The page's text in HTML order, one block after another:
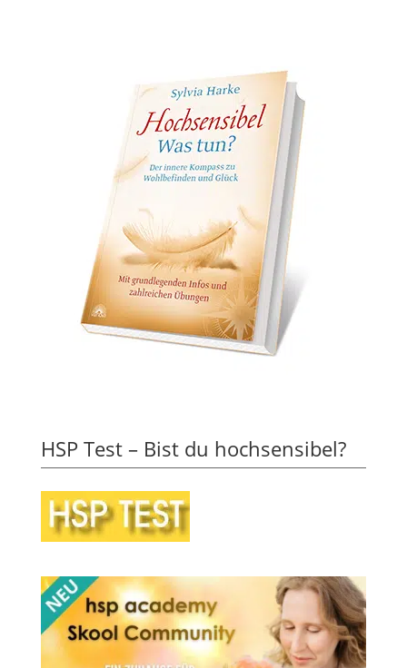
HSP Test – Bist du hochsensibel?